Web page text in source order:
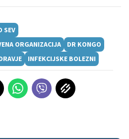
SEV
ORGANIZACIJA
DR KONGO
INFEKCIJSKE BOLEZNI